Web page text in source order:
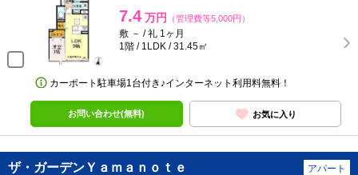
7.4 万円 （管理費等5,000円）
敷 － / 礼 1ヶ月
1階 / 1LDK / 31.45㎡
カーポート駐車場1台付き♪インターネット利用料無料！
お問い合わせ(無料) お気に入り
ザ・ガーデンＹａｍａｎｏｔｅ アパート